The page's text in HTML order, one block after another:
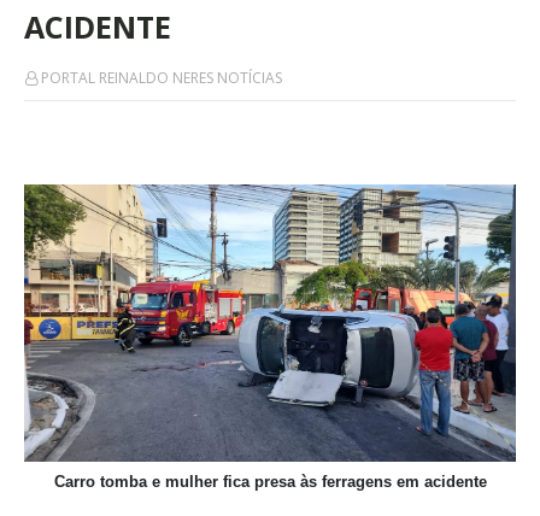
ACIDENTE
PORTAL REINALDO NERES NOTÍCIAS
Carro tomba e mulher fica presa às ferragens em acidente